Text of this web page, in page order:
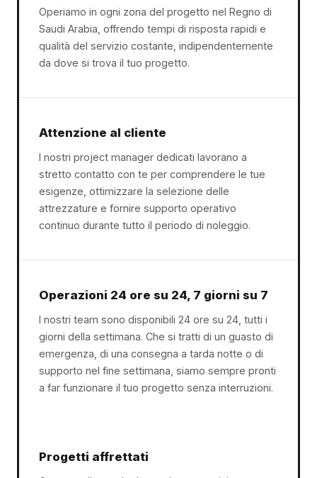
Operiamo in ogni zona del progetto nel Regno di
Saudi Arabia, offrendo tempi di risposta rapidi e
qualità del servizio costante, indipendentemente
da dove si trova il tuo progetto.
Attenzione al cliente
I nostri project manager dedicati lavorano a
stretto contatto con te per comprendere le tue
esigenze, ottimizzare la selezione delle
attrezzature e fornire supporto operativo
continuo durante tutto il periodo di noleggio.
Operazioni 24 ore su 24, 7 giorni su 7
I nostri team sono disponibili 24 ore su 24, tutti i
giorni della settimana. Che si tratti di un guasto di
emergenza, di una consegna a tarda notte o di
supporto nel fine settimana, siamo sempre pronti
a far funzionare il tuo progetto senza interruzioni.
Progetti affrettati